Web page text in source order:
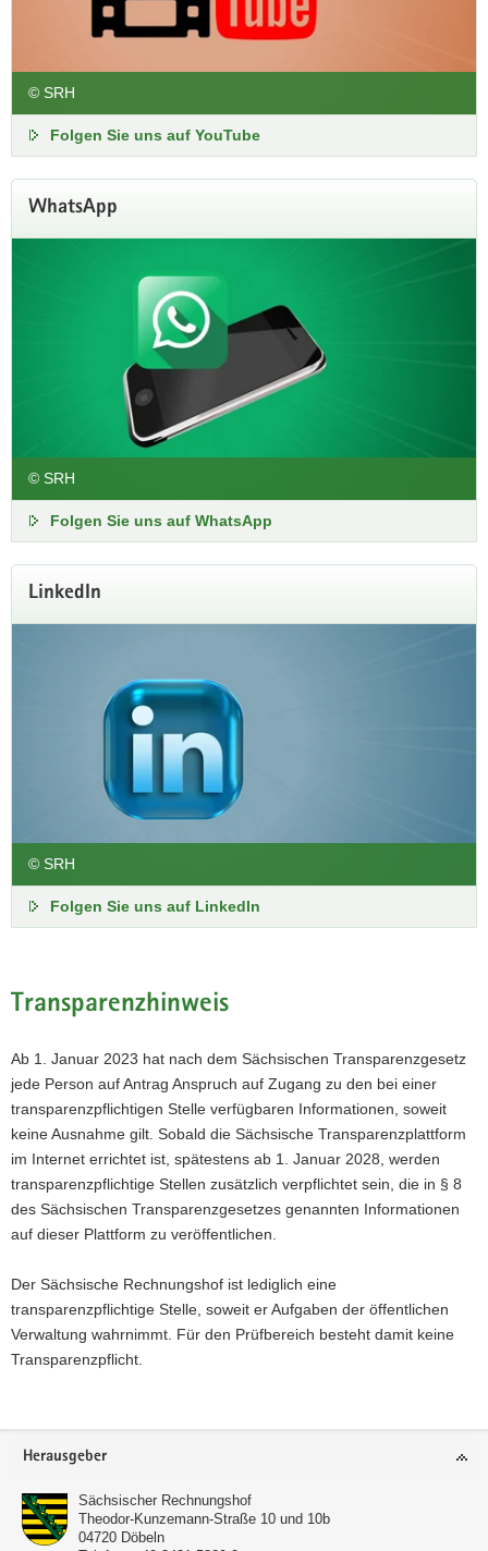
© SRH
Folgen Sie uns auf YouTube
WhatsApp
© SRH
Folgen Sie uns auf WhatsApp
LinkedIn
© SRH
Folgen Sie uns auf LinkedIn
Transparenzhinweis
Ab 1. Januar 2023 hat nach dem Sächsischen Transparenzgesetz
jede Person auf Antrag Anspruch auf Zugang zu den bei einer
transparenzpflichtigen Stelle verfügbaren Informationen, soweit
keine Ausnahme gilt. Sobald die Sächsische Transparenzplattform
im Internet errichtet ist, spätestens ab 1. Januar 2028, werden
transparenzpflichtige Stellen zusätzlich verpflichtet sein, die in § 8
des Sächsischen Transparenzgesetzes genannten Informationen
auf dieser Plattform zu veröffentlichen.
Der Sächsische Rechnungshof ist lediglich eine
transparenzpflichtige Stelle, soweit er Aufgaben der öffentlichen
Verwaltung wahrnimmt. Für den Prüfbereich besteht damit keine
Transparenzpflicht.
Footer-
Herausgeber
Sächsischer Rechnungshof
Theodor-Kunzemann-Straße 10 und 10b
04720 Döbeln